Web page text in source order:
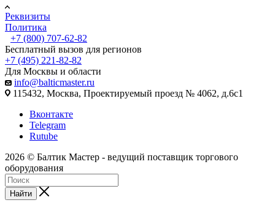
Реквизиты
Политика
+7 (800) 707-62-82
Бесплатный вызов для регионов
+7 (495) 221-82-82
Для Москвы и области
info@balticmaster.ru
115432, Москва, Проектируемый проезд № 4062, д.6с1
Вконтакте
Telegram
Rutube
2026 © Балтик Мастер - ведущий поставщик торгового
оборудования
Найти